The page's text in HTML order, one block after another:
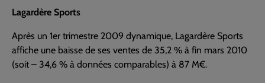
Lagardère Sports
Après un 1er trimestre 2009 dynamique, Lagardère Sports
affiche une baisse de ses ventes de 35,2 % à fin mars 2010
(soit – 34,6 % à données comparables) à 87 M€.